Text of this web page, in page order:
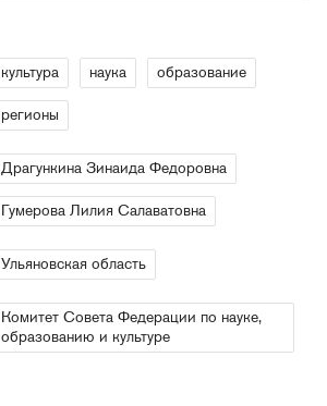
культура наука образование
регионы
Драгункина Зинаида Федоровна
Гумерова Лилия Салаватовна
Ульяновская область
Комитет Совета Федерации по науке,
образованию и культуре